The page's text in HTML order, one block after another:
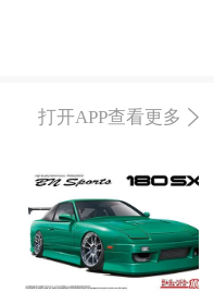
打开APP查看更多